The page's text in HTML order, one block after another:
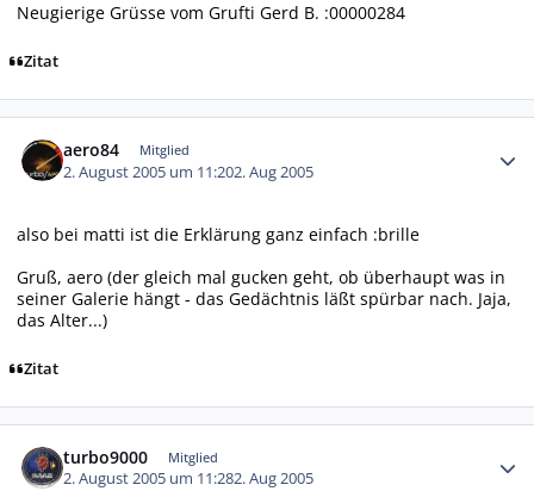
Neugierige Grüsse vom Grufti Gerd B. :00000284
Zitat
aero84 Mitglied
2. August 2005 um 11:202. Aug 2005
also bei matti ist die Erklärung ganz einfach :brille
Gruß, aero (der gleich mal gucken geht, ob überhaupt was in
seiner Galerie hängt - das Gedächtnis läßt spürbar nach. Jaja,
das Alter...)
Zitat
turbo9000 Mitglied
2. August 2005 um 11:282. Aug 2005